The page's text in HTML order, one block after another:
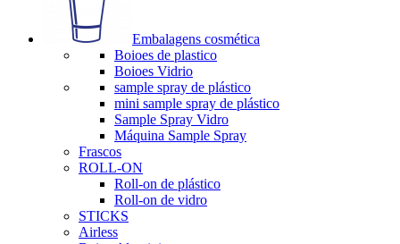
Embalagens cosmética
Boioes de plastico
Boioes Vidrio
sample spray de plástico
mini sample spray de plástico
Sample Spray Vidro
Máquina Sample Spray
Frascos
ROLL-ON
Roll-on de plástico
Roll-on de vidro
STICKS
Airless